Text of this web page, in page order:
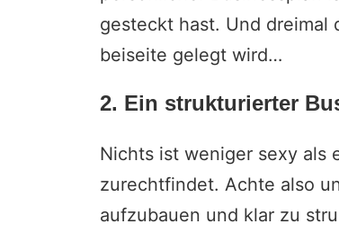
gesteckt hast. Und dreimal
beiseite gelegt wird…
2. Ein strukturierter
Nichts ist weniger sexy als
zurechtfindet. Achte also
aufzubauen und klar zu